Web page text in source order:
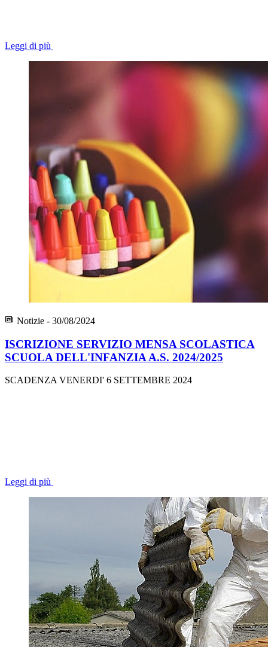
Leggi di più
Notizie - 30/08/2024
ISCRIZIONE SERVIZIO MENSA SCOLASTICA
SCUOLA DELL'INFANZIA A.S. 2024/2025
SCADENZA VENERDI' 6 SETTEMBRE 2024
Leggi di più